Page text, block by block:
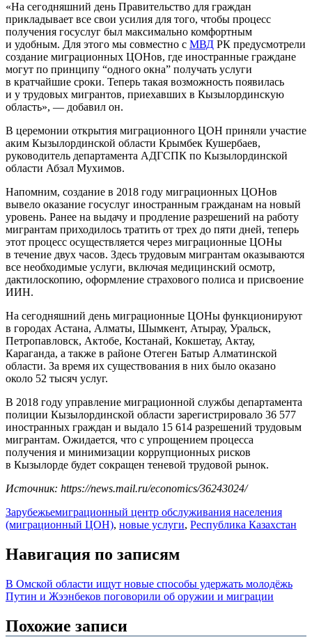
«На сегодняшний день Правительство для граждан
прикладывает все свои усилия для того, чтобы процесс
получения госуслуг был максимально комфортным
и удобным. Для этого мы совместно с МВД РК предусмотрели
создание миграционных ЦОНов, где иностранные граждане
могут по принципу “одного окна” получать услуги
в кратчайшие сроки. Теперь такая возможность появилась
и у трудовых мигрантов, приехавших в Кызылординскую
область», — добавил он.
В церемонии открытия миграционного ЦОН приняли участие
аким Кызылординской области Крымбек Кушербаев,
руководитель департамента АДГСПК по Кызылординской
области Абзал Мухимов.
Напомним, создание в 2018 году миграционных ЦОНов
вывело оказание госуслуг иностранным гражданам на новый
уровень. Ранее на выдачу и продление разрешений на работу
мигрантам приходилось тратить от трех до пяти дней, теперь
этот процесс осуществляется через миграционные ЦОНы
в течение двух часов. Здесь трудовым мигрантам оказываются
все необходимые услуги, включая медицинский осмотр,
дактилоскопию, оформление страхового полиса и присвоение
ИИН.
На сегодняшний день миграционные ЦОНы функционируют
в городах Астана, Алматы, Шымкент, Атырау, Уральск,
Петропавловск, Актобе, Костанай, Кокшетау, Актау,
Караганда, а также в районе Отеген Батыр Алматинской
области. За время их существования в них было оказано
около 52 тысяч услуг.
В 2018 году управление миграционной службы департамента
полиции Кызылординской области зарегистрировало 36 577
иностранных граждан и выдало 15 614 разрешений трудовым
мигрантам. Ожидается, что с упрощением процесса
получения и минимизации коррупционных рисков
в Кызылорде будет сокращен теневой трудовой рынок.
Источник: https://news.mail.ru/economics/36243024/
Зарубежьемиграционный центр обслуживания населения
(миграционный ЦОН), новые услуги, Республика Казахстан
Навигация по записям
В Омской области ищут новые способы удержать молодёжь
Путин и Жээнбеков поговорили об оружии и миграции
Похожие записи